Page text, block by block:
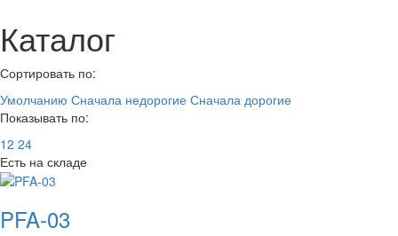
Каталог
Сортировать по:
Умолчанию Сначала недорогие Сначала дорогие
Показывать по:
12 24
Есть на складе
PFA-03